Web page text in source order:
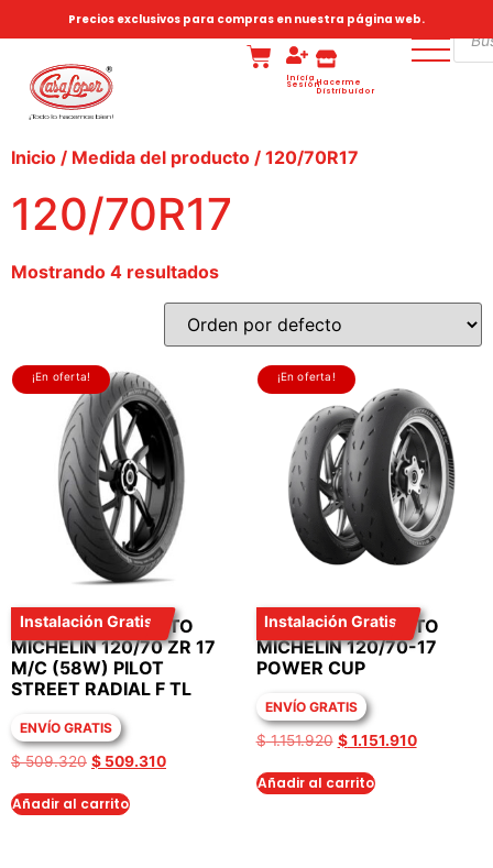
Precios exclusivos para compras en nuestra página web.
Inicia
SesiónHacerme
Distribuidor
Inicio / Medida del producto / 120/70R17
120/70R17
Mostrando 4 resultados
¡En oferta!
Instalación Gratis
LLANTA PARA MOTO
MICHELIN 120/70 ZR 17
M/C (58W) PILOT
STREET RADIAL F TL
ENVÍO GRATIS
$509.320 $ 509.310
Añadir al carrito
¡En oferta!
Instalación Gratis
LLANTA PARA MOTO
MICHELIN 120/70-17
POWER CUP
ENVÍO GRATIS
$1.151.920 $1.151.910
Añadir al carrito